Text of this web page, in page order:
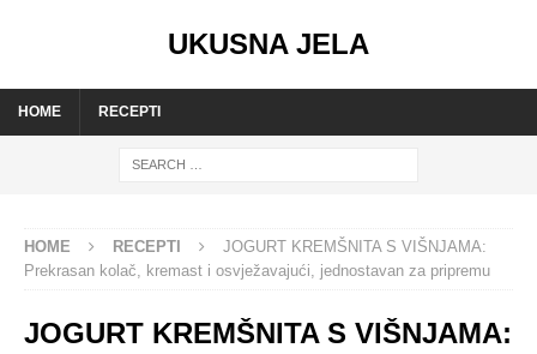
UKUSNA JELA
HOME RECEPTI
HOME RECEPTI
JOGURT KREMŠNITA S VIŠNJAMA:
Prekrasan kolač, kremast i osvježavajući, jednostavan za pripremu
JOGURT KREMŠNITA S VIŠNJAMA: